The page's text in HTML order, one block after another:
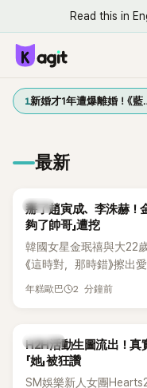
Read this in
1新婚才1年遭爆離婚！《
最新
韓星
掰了趙寅成、李洙赫！
夠了帥哥」遭挖
韓國女星金珉禧與大22
《這時對，那時錯》擦出
今，戀情已持續近10年
首度以演員身分復出。
一句台詞卻突然被韓網
年糕歐巴 2 分鐘前
K-POP
H2H活動生圖流出！真實
「她」被狂讚
SM娛樂新人女團